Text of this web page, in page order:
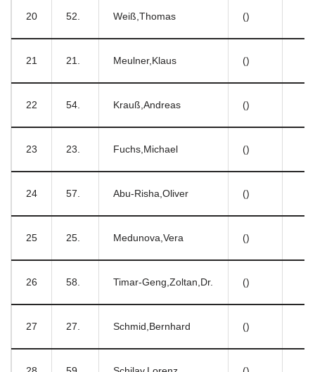
20 52. Weiß,Thomas ()
21 21. Meulner,Klaus ()
22 54. Krauß,Andreas ()
23 23. Fuchs,Michael ()
24 57. Abu-Risha,Oliver ()
25 25. Medunova,Vera ()
26 58. Timar-Geng,Zoltan,Dr. ()
27 27. Schmid,Bernhard ()